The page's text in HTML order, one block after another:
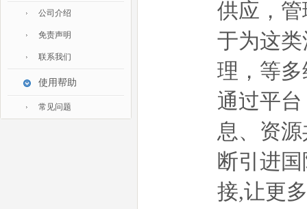
装修设计
装饰配饰
礼品团购
健身器材
公司介绍
免责声明
联系我们
使用帮助
常见问题
供应，
于为这
理，等
通过平
息、资
断引进
接,让更